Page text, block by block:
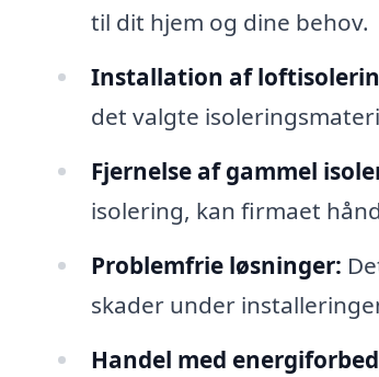
til dit hjem og dine behov.
Installation af
det valgte
Fjernelse af gammel
isolering, kan firmaet
Problemfrie løsninger:
skader under
Handel med